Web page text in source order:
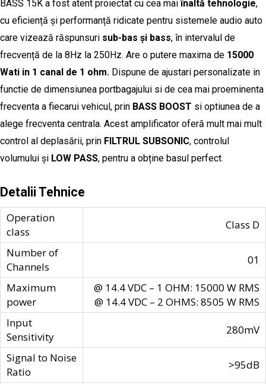
BASS 15K a fost atent proiectat cu cea maiînaltă tehnologie,
cu eficiență și performanță ridicate pentru sistemele audio auto
care vizează răspunsuri sub-bas și bass, în intervalul de
frecvență de la 8Hz la 250Hz. Are o putere maxima de 15000
Wati in 1 canal de 1 ohm. Dispune de ajustari personalizate in
functie de dimensiunea portbagajului si de cea mai proeminenta
frecventa a fiecarui vehicul, prin BASS BOOST si optiunea de a
alege frecventa centrala. Acest amplificator oferă mult mai mult
control al deplasării, prin FILTRUL SUBSONIC, controlul
volumului și LOW PASS, pentru a obține basul perfect.
Detalii Tehnice
Operation
class
Class D
Number of
Channels
01
Maximum
power
@ 14.4 VDC – 1 OHM: 15000 W RMS
@ 14.4 VDC – 2 OHMS: 8505 W RMS
Input
Sensitivity
280mV
Signal to Noise
Ratio
>95dB